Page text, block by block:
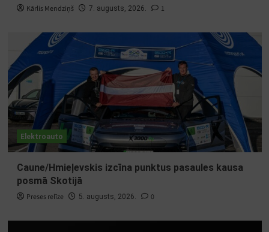
Kārlis Mendziņš 7. augusts, 2026. 1
Elektroauto
Caune/Hmieļevskis izcīna punktus pasaules kausa
posmā Skotijā
Preses relīze 5. augusts, 2026. 0